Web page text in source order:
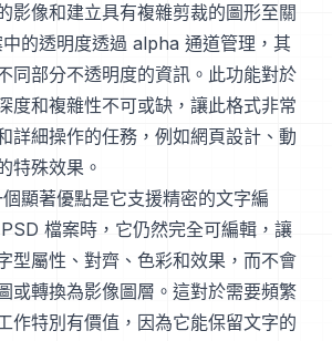
影像和建立具有複雜剪裁的圖形至關
的透明度透過 alpha 通道管理，其
同部分不透明度的資訊。此功能對於
度和複雜性不可或缺，讓此格式非常
詳細操作的任務，例如網頁設計、動
特殊效果。
顯著優點是它支援精密的文字編
檔案時，它仍然完全可編輯，讓
型屬性、對齊、色彩和效果，而不會
或轉換為影像圖層。這對於需要頻繁
作特別有價值，因為它能保留文字的